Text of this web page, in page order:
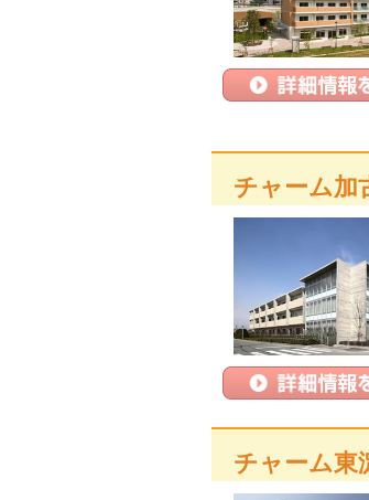
チャーム加
チャーム東